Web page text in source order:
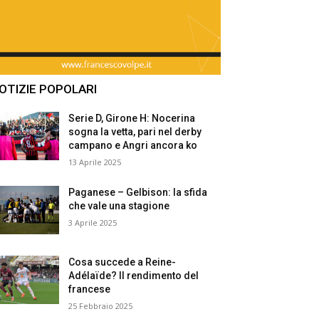
POPOLARI
Serie D, Girone H: Nocerina
sogna la vetta, pari nel derby
campano e Angri ancora ko
13 Aprile 2025
Paganese – Gelbison: la sfida
che vale una stagione
3 Aprile 2025
Cosa succede a Reine-
Adélaïde? Il rendimento del
francese
25 Febbraio 2025